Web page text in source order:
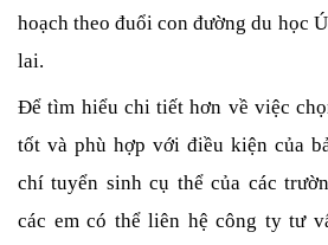
hoạch theo đuổi con đường du học
lai.
Để tìm hiểu chi tiết hơn về việc
tốt và phù hợp với điều kiện của
chí tuyển sinh cụ thể của các
các em có thể liên hệ công ty tư